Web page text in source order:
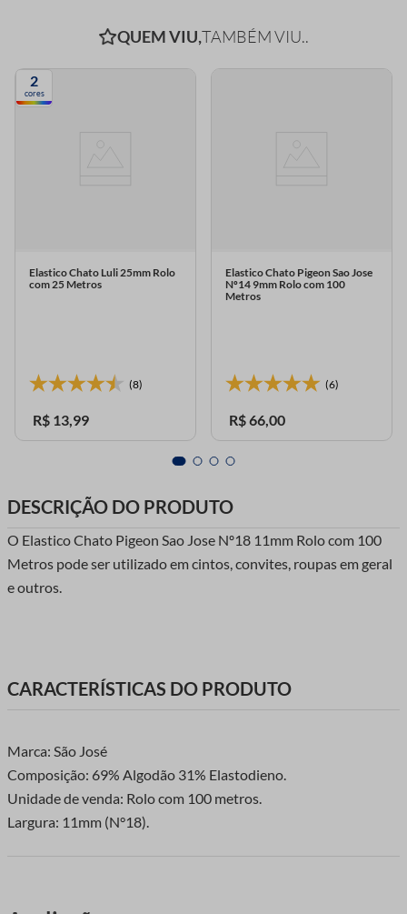
QUEM VIU,TAMBÉM VIU..
2
cores
Elastico Chato Luli 25mm Rolo
com 25 Metros
(8)
R$ 13,99
Elastico Chato Pigeon Sao Jose
Nº14 9mm Rolo com 100
Metros
(6)
R$66,00
DESCRIÇÃO DO PRODUTO
O Elastico Chato Pigeon Sao Jose Nº18 11mm Rolo com 100
Metros pode ser utilizado em cintos, convites, roupas em geral
e outros.
CARACTERÍSTICAS DO PRODUTO
Marca: São José
Composição: 69% Algodão 31% Elastodieno.
Unidade de venda: Rolo com 100 metros.
Largura: 11mm (N°18).